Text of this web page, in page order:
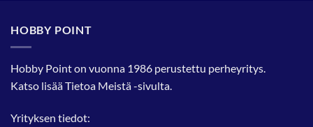
HOBBY POINT
Hobby Point on vuonna 1986 perustettu perheyritys.
Katso lisääTietoa Meistä-sivulta.
Yrityksen tiedot: